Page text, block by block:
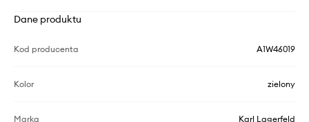
Dane produktu
Kod producenta A1W46019
Kolor zielony
Marka Karl Lagerfeld